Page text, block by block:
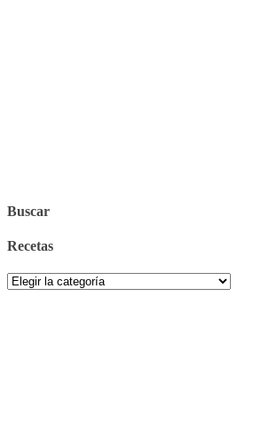
Buscar
Recetas
Recetas